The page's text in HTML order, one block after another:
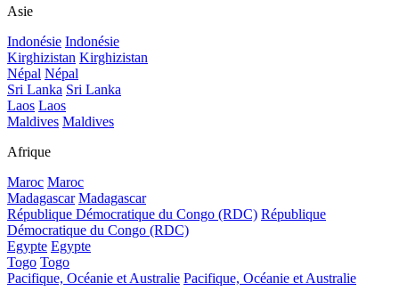
Asie
Indonésie Indonésie
Kirghizistan Kirghizistan
Népal Népal
Sri Lanka Sri Lanka
Laos Laos
Maldives Maldives
Afrique
Maroc Maroc
Madagascar Madagascar
République Démocratique du Congo (RDC) République
Démocratique du Congo (RDC)
Egypte Egypte
Togo Togo
Pacifique, Océanie et Australie Pacifique, Océanie et Australie